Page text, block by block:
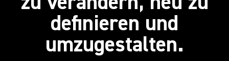
definieren und
umzugestalten.